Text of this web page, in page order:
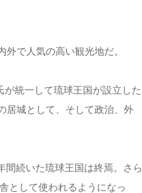
で人気の高い観光地だ。
統一して琉球王国が設立した
居城として、そして政治、外
間続いた琉球王国は終焉。さら
として使われるようになっ